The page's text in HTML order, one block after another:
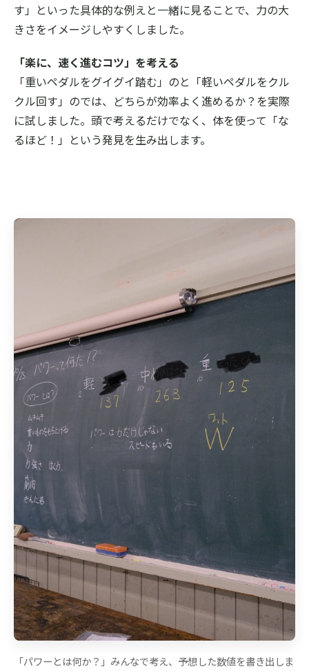
す」といった具体的な例えと一緒に見ることで、力の大
きさをイメージしやすくしました。
「楽に、速く進むコツ」を考える
「重いペダルをグイグイ踏む」のと「軽いペダルをクル
クル回す」のでは、どちらが効率よく進めるか？を実際
に試しました。頭で考えるだけでなく、体を使って「な
るほど！」という発見を生み出します。
「パワーとは何か？」みんなで考え、予想した数値を書き出しま